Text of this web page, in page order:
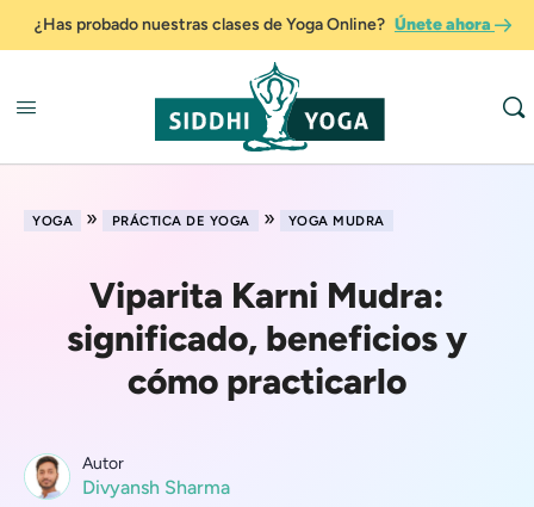
¿Has probado nuestras clases de Yoga Online? Únete ahora
YOGA » PRÁCTICA DE YOGA » YOGA MUDRA
Viparita Karni Mudra:
significado, beneficios y
cómo practicarlo
Autor
Divyansh Sharma